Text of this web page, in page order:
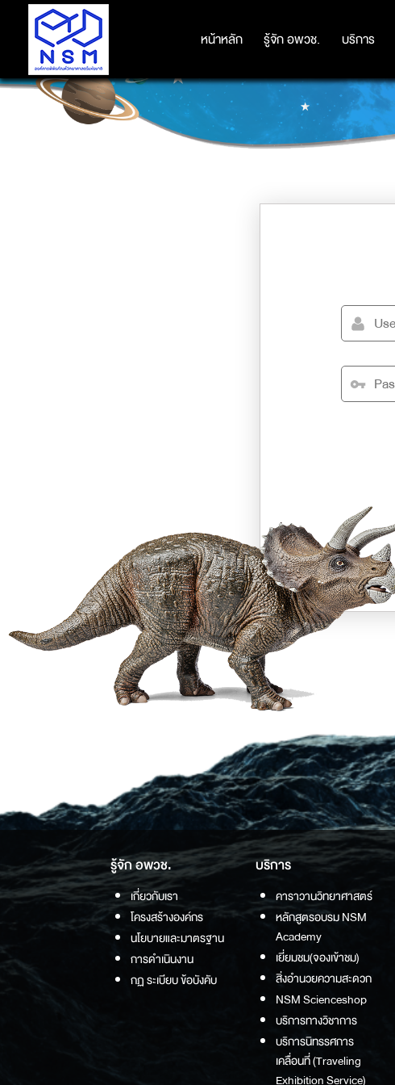
หน้าหลัก รู้จัก อพวช. บริการ
หน้าหลัก รู้จัก อพวช. บริการ
รู้จัก อพวช.
เกี่ยวกับเรา
โครงสร้างองค์กร
นโยบายและมาตรฐาน
การดำเนินงาน
กฏ ระเบียบ ข้อบังคับ
บริการ
คาราวานวิทยาศาสตร์
หลักสูตรอบรม NSM
Academy
เยี่ยมชม(จองเข้าชม)
สิ่งอำนวยความสะดวก
NSM Scienceshop
บริการทางวิชาการ
บริการนิทรรศการ
เคลื่อนที่ (Traveling
Exhibition Service)